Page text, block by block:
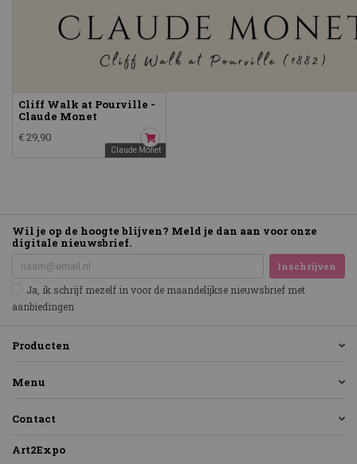
Claude Monet
Cliff Walk at Pourville -
Claude Monet
€ 29,90
Wil je op de hoogte blijven? Meld je dan aan voor onze
digitale nieuwsbrief.
Inschrijven
Ja, ik schrijf mezelf in voor de maandelijkse nieuwsbrief met
aanbiedingen
Producten
Menu
Contact
Art2Expo